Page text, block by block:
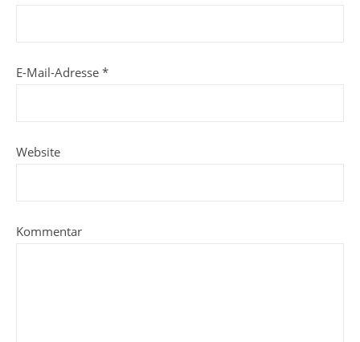
E-Mail-Adresse *
Website
Kommentar